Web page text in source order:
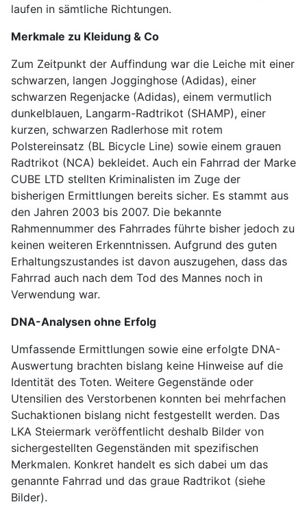
laufen in sämtliche Richtungen.
Merkmale zu Kleidung & Co
Zum Zeitpunkt der Auffindung war die Leiche mit einer
schwarzen, langen Jogginghose (Adidas), einer
schwarzen Regenjacke (Adidas), einem vermutlich
dunkelblauen, Langarm-Radtrikot (SHAMP), einer
kurzen, schwarzen Radlerhose mit rotem
Polstereinsatz (BL Bicycle Line) sowie einem grauen
Radtrikot (NCA) bekleidet. Auch ein Fahrrad der Marke
CUBE LTD stellten Kriminalisten im Zuge der
bisherigen Ermittlungen bereits sicher. Es stammt aus
den Jahren 2003 bis 2007. Die bekannte
Rahmennummer des Fahrrades führte bisher jedoch zu
keinen weiteren Erkenntnissen. Aufgrund des guten
Erhaltungszustandes ist davon auszugehen, dass das
Fahrrad auch nach dem Tod des Mannes noch in
Verwendung war.
DNA-Analysen ohne Erfolg
Umfassende Ermittlungen sowie eine erfolgte DNA-
Auswertung brachten bislang keine Hinweise auf die
Identität des Toten. Weitere Gegenstände oder
Utensilien des Verstorbenen konnten bei mehrfachen
Suchaktionen bislang nicht festgestellt werden. Das
LKA Steiermark veröffentlicht deshalb Bilder von
sichergestellten Gegenständen mit spezifischen
Merkmalen. Konkret handelt es sich dabei um das
genannte Fahrrad und das graue Radtrikot (siehe
Bilder).